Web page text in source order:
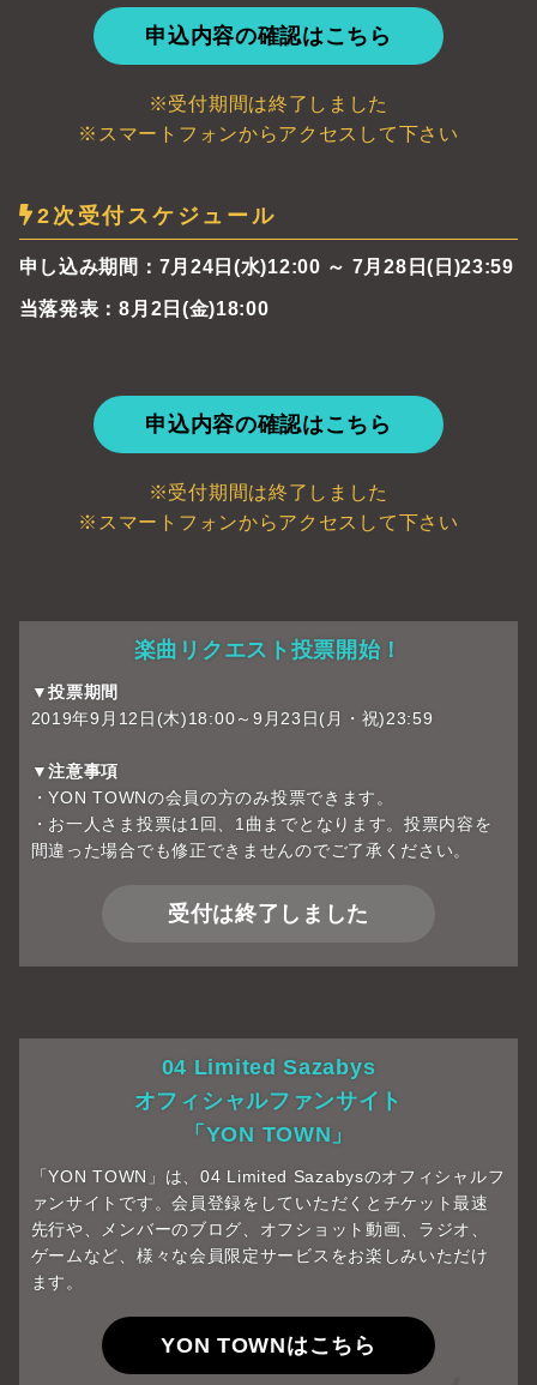
申込内容の確認はこちら
※受付期間は終了しました
※スマートフォンからアクセスして下さい
2次受付スケジュール
申し込み期間：7月24日(水)12:00 ～ 7月28日(日)23:59
当落発表：8月2日(金)18:00
申込内容の確認はこちら
※受付期間は終了しました
※スマートフォンからアクセスして下さい
楽曲リクエスト投票開始！
▼投票期間
2019年9月12日(木)18:00～9月23日(月・祝)23:59
▼注意事項
・YON TOWNの会員の方のみ投票できます。
・お一人さま投票は1回、1曲までとなります。投票内容を
間違った場合でも修正できませんのでご了承ください。
受付は終了しました
04 Limited Sazabys
オフィシャルファンサイト
「YON TOWN」
「YON TOWN」は、04 Limited Sazabysのオフィシャルフ
ァンサイトです。会員登録をしていただくとチケット最速
先行や、メンバーのブログ、オフショット動画、ラジオ、
ゲームなど、様々な会員限定サービスをお楽しみいただけ
ます。
YON TOWNはこちら